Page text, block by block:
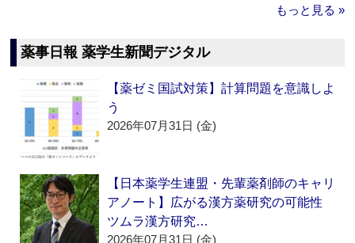
もっと見る »
薬事日報 薬学生新聞デジタル
【薬ゼミ国試対策】計算問題を意識しよ
う
2026年07月31日 (金)
【日本薬学生連盟・先輩薬剤師のキャリ
アノート】広がる漢方薬研究の可能性
ツムラ漢方研究…
2026年07月31日 (金)